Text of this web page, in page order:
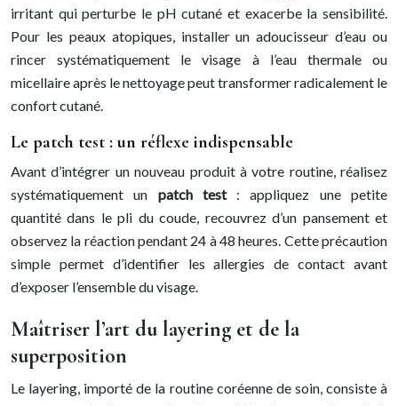
irritant qui perturbe le pH cutané et exacerbe la sensibilité.
Pour les peaux atopiques, installer un adoucisseur d’eau ou
rincer systématiquement le visage à l’eau thermale ou
micellaire après le nettoyage peut transformer radicalement le
confort cutané.
Le patch test : un réflexe indispensable
Avant d’intégrer un nouveau produit à votre routine, réalisez
systématiquement un patch test: appliquez une petite
quantité dans le pli du coude, recouvrez d’un pansement et
observez la réaction pendant 24 à 48 heures. Cette précaution
simple permet d’identifier les allergies de contact avant
d’exposer l’ensemble du visage.
Maîtriser l’art du layering et de la
superposition
Le layering, importé de la routine coréenne de soin, consiste à